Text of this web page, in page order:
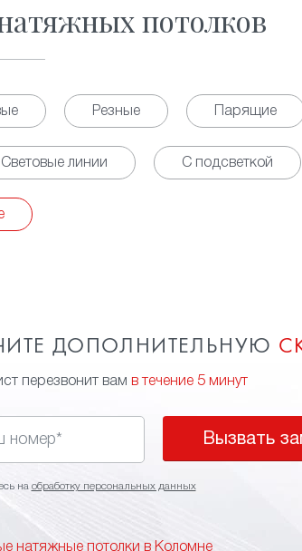
потолков
Резные Парящие
Световые линии С подсветкой
ДОПОЛНИТЕЛЬНУЮ
перезвонит вам в течение 5 минут
Вызвать
на обработку персональных данных
натяжные потолки в Коломне